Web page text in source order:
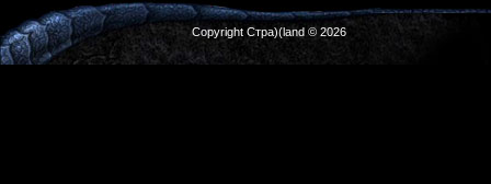
Copyright Стра)(land © 2026